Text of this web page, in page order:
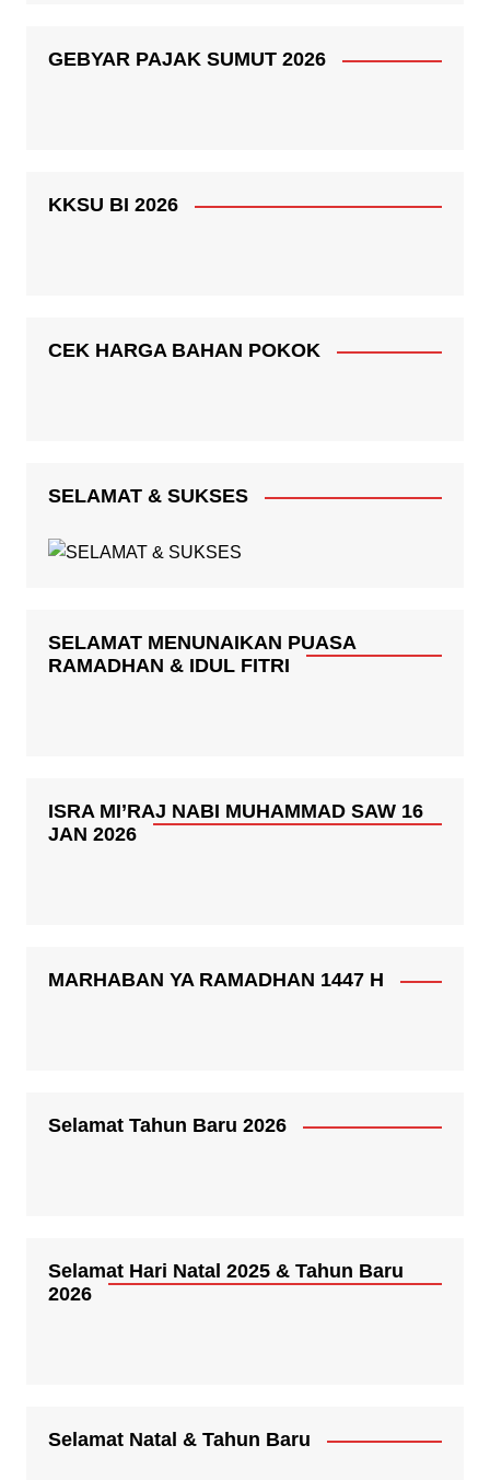
GEBYAR PAJAK SUMUT 2026
KKSU BI 2026
CEK HARGA BAHAN POKOK
SELAMAT & SUKSES
SELAMAT MENUNAIKAN PUASA
RAMADHAN & IDUL FITRI
ISRA MI’RAJ NABI MUHAMMAD SAW 16
JAN 2026
MARHABAN YA RAMADHAN 1447 H
Selamat Tahun Baru 2026
Selamat Hari Natal 2025 & Tahun Baru
2026
Selamat Natal & Tahun Baru